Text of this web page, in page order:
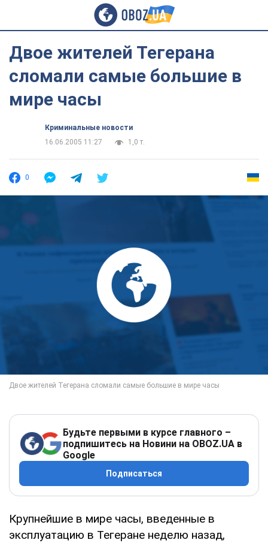
Двое жителей Тегерана
сломали самые большие в
мире часы
Криминальные новости
16.06.2005 11:27
1,0 т.
0
Будьте первыми в курсе главного –
подпишитесь на Новини на OBOZ.UA в
Google
Подписаться
Крупнейшие в мире часы, введенные в
эксплуатацию в Тегеране неделю назад,